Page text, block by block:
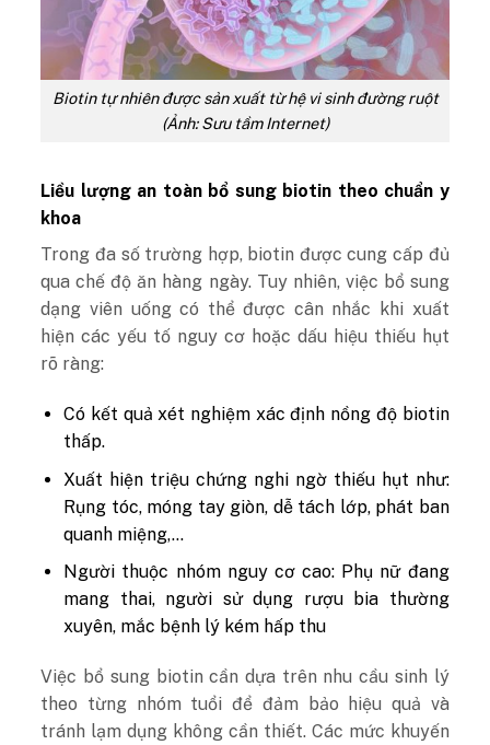
Biotin tự nhiên được sản xuất từ hệ vi sinh đường ruột
(Ảnh: Sưu tầm Internet)
Liều lượng an toàn bổ sung biotin theo chuẩn y
khoa
Trong đa số trường hợp, biotin được cung cấp đủ
qua chế độ ăn hàng ngày. Tuy nhiên, việc bổ sung
dạng viên uống có thể được cân nhắc khi xuất
hiện các yếu tố nguy cơ hoặc dấu hiệu thiếu hụt
rõ ràng:
Có kết quả xét nghiệm xác định nồng độ biotin
thấp.
Xuất hiện triệu chứng nghi ngờ thiếu hụt như:
Rụng tóc, móng tay giòn, dễ tách lớp, phát ban
quanh miệng,…
Người thuộc nhóm nguy cơ cao: Phụ nữ đang
mang thai, người sử dụng rượu bia thường
xuyên, mắc bệnh lý kém hấp thu
Việc bổ sung biotin cần dựa trên nhu cầu sinh lý
theo từng nhóm tuổi để đảm bảo hiệu quả và
tránh lạm dụng không cần thiết. Các mức khuyến